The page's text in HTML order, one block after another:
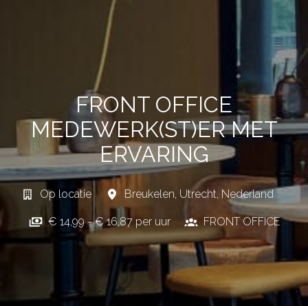
FRONT OFFICE
MEDEWERK(ST)ER MET
ERVARING
Op locatie Breukelen, Utrecht, Nederland
€ 14,99 - € 16,87 per uur FRONT OFFICE